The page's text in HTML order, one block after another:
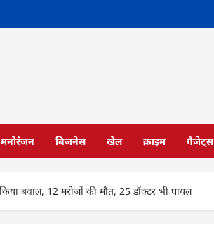
मनोरंजन बिजनेस खेल क्राइम गैजेट्स
बवाल, 12 मरीजों की मौत, 25 डॉक्‍टर भी घायल